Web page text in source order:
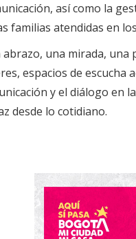
así como la
familias atendidas en
abrazo, una mirada,
espacios de escucha
y el diálogo en
desde lo cotidiano.